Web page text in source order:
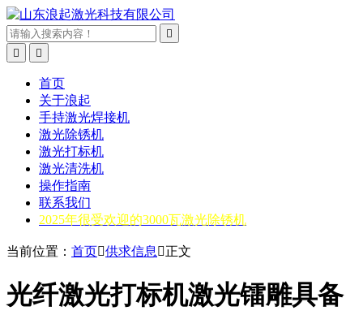



首页
关于浪起
手持激光焊接机
激光除锈机
激光打标机
激光清洗机
操作指南
联系我们
2025年很受欢迎的3000瓦激光除锈机
当前位置： 首页供求信息 正文
光纤激光打标机激光镭雕具备